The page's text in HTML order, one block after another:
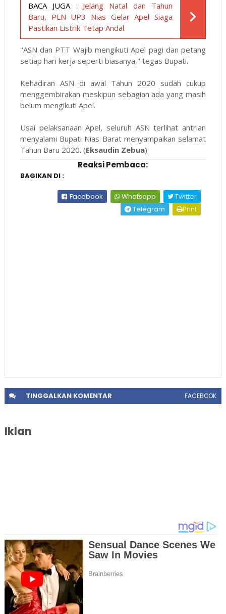
BACA JUGA : Jelang Natal dan Tahun
Baru, PLN UP3 Nias Gelar Apel Siaga
Pastikan Listrik Tetap Andal
"ASN dan PTT Wajib mengikuti Apel pagi dan petang
setiap hari kerja seperti biasanya," tegas Bupati.
Kehadiran ASN di awal Tahun 2020 sudah cukup
menggembirakan meskipun sebagian ada yang masih
belum mengikuti Apel.
Usai pelaksanaan Apel, seluruh ASN terlihat antrian
menyalami Bupati Nias Barat menyampaikan selamat
Tahun Baru 2020. (Eksaudin Zebua)
Reaksi Pembaca:
BAGIKAN DI :
Facebook Whatsapp
Twitter
Telegram
Print
TINGGALKANKOMENTAR FACEBOOK
Iklan